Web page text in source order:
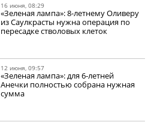
16 июня, 08:29
«Зеленая лампа»: 8-летнему Оливеру
из Саулкрасты нужна операция по
пересадке стволовых клеток
12 июня, 09:57
«Зеленая лампа»: для 6-летней
Анечки полностью собрана нужная
сумма